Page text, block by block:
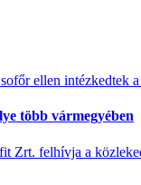
ellen intézkedtek
több vármegyében
Zrt. felhívja a